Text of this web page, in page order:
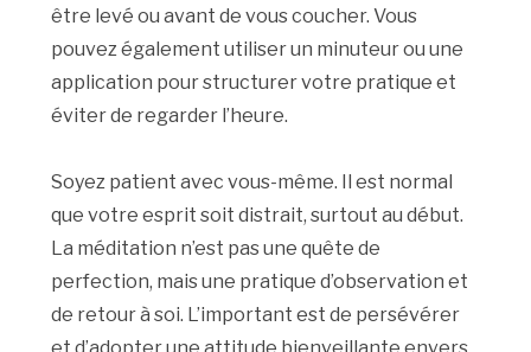
être levé ou avant de vous coucher. Vous
pouvez également utiliser un minuteur ou une
application pour structurer votre pratique et
éviter de regarder l’heure.
Soyez patient avec vous-même. Il est normal
que votre esprit soit distrait, surtout au début.
La méditation n’est pas une quête de
perfection, mais une pratique d’observation et
de retour à soi. L’important est de persévérer